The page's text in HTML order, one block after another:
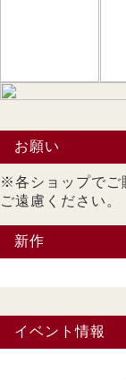
お願い
※各ショップでご
ご遠慮
新作
イベント情報